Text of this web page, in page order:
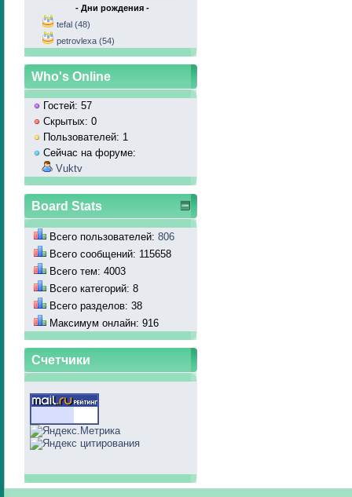
- Дни рождения -
tefal (48)
petrovlexa (54)
Who's Online
Гостей: 57
Скрытых: 0
Пользователей: 1
Сейчас на форуме:
Vuktv
Board Stats
Всего пользователей: 806
Всего сообщений: 115658
Всего тем: 4003
Всего категорий: 8
Всего разделов: 38
Максимум онлайн: 916
Счетчики